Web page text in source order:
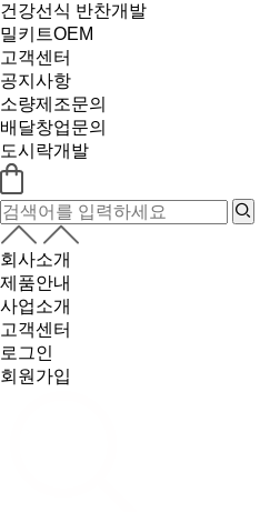
건강선식 반찬개발
밀키트OEM
고객센터
공지사항
소량제조문의
배달창업문의
도시락개발
회사소개
제품안내
사업소개
고객센터
로그인
회원가입